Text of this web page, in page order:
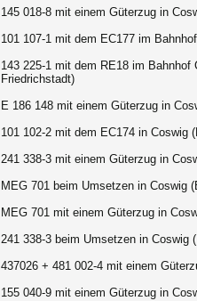
145 018-8 mit einem Güterzug in
101 107-1 mit dem EC177 im
143 225-1 mit dem RE18 im
Friedrichstadt)
E 186 148 mit einem Güterzug in
101 102-2 mit dem EC174 in Coswig
241 338-3 mit einem Güterzug in
MEG 701 beim Umsetzen in Coswig
MEG 701 mit einem Güterzug in
241 338-3 beim Umsetzen in Coswig
437026 + 481 002-4 mit einem
155 040-9 mit einem Güterzug in